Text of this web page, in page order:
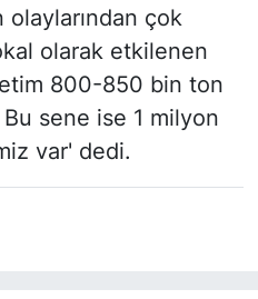
olaylarından çok
olarak etkilenen
800-850 bin ton
sene ise 1 milyon
var' dedi.